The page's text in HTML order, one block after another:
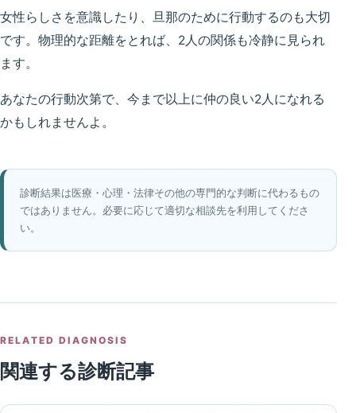
女性らしさを意識したり、旦那のために行動するのも大切
です。物理的な距離をとれば、2人の関係も冷静に見られ
ます。
あなたの行動次第で、今まで以上に仲の良い2人になれる
かもしれませんよ。
診断結果は医療・心理・法律その他の専門的な判断に代わるもの
ではありません。必要に応じて適切な相談先を利用してくださ
い。
RELATED DIAGNOSIS
関連する診断記事